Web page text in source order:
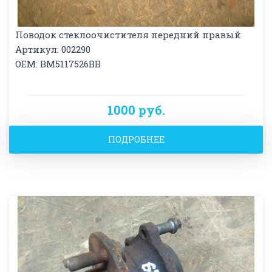
Поводок стеклоочистителя передний правый
Артикул: 002290
OEM: BM5117526BB
1000 руб.
ПОДРОБНЕЕ